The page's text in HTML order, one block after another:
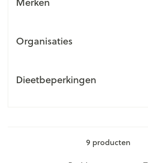
Organisaties
Dieetbeperkingen
9 producten